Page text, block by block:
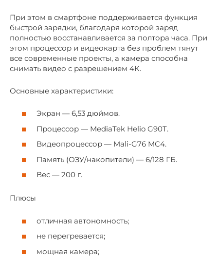
При этом в смартфоне поддерживается функция
быстрой зарядки, благодаря которой заряд
полностью восстанавливается за полтора часа. При
этом процессор и видеокарта без проблем тянут
все современные проекты, а камера способна
снимать видео с разрешением 4К.
Основные характеристики:
Экран — 6,53 дюймов.
Процессор — MediaTek Helio G90T.
Видеопроцессор — Mali-G76 MC4.
Память (ОЗУ/накопители) — 6/128 ГБ.
Вес — 200 г.
Плюсы
отличная автономность;
не перегревается;
мощная камера;